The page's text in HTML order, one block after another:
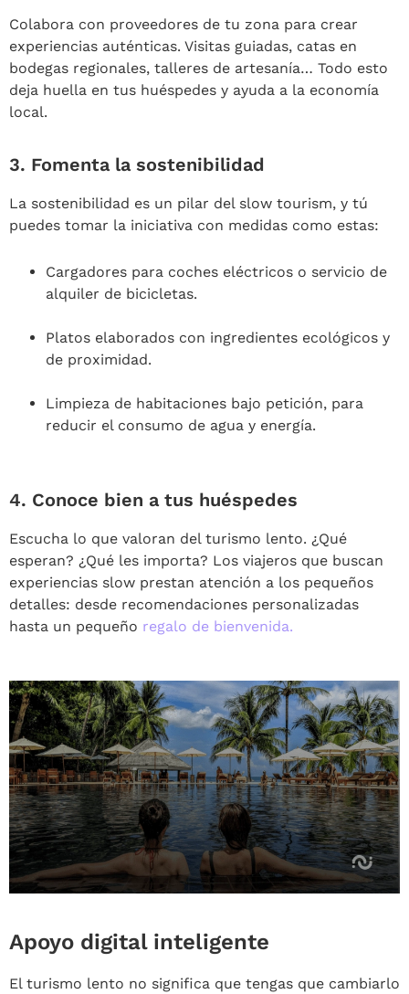
Colabora con proveedores de tu zona para crear
experiencias auténticas. Visitas guiadas, catas en
bodegas regionales, talleres de artesanía… Todo esto
deja huella en tus huéspedes y ayuda a la economía
local.
3. Fomenta la sostenibilidad
La sostenibilidad es un pilar del slow tourism, y tú
puedes tomar la iniciativa con medidas como estas:
Cargadores para coches eléctricos o servicio de
alquiler de bicicletas.
Platos elaborados con ingredientes ecológicos y
de proximidad.
Limpieza de habitaciones bajo petición, para
reducir el consumo de agua y energía.
4. Conoce bien a tus huéspedes
Escucha lo que valoran del turismo lento. ¿Qué
esperan? ¿Qué les importa? Los viajeros que buscan
experiencias slow prestan atención a los pequeños
detalles: desde recomendaciones personalizadas
hasta un pequeño regalo de bienvenida.
Apoyo digital inteligente
El turismo lento no significa que tengas que cambiarlo